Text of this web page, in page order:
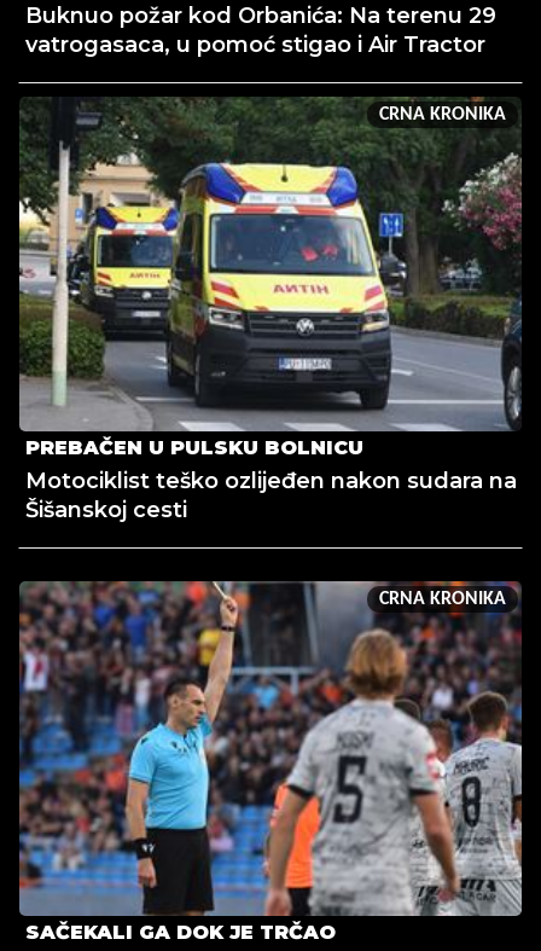
Buknuo požar kod Orbanića: Na terenu 29
vatrogasaca, u pomoć stigao i Air Tractor
CRNA KRONIKA
PREBAČEN U PULSKU BOLNICU
Motociklist teško ozlijeđen nakon sudara na
Šišanskoj cesti
CRNA KRONIKA
SAČEKALI GA DOK JE TRČAO